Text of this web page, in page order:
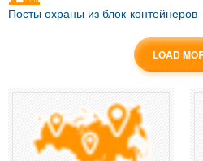
Посты охраны из блок-контейнеров
LOAD